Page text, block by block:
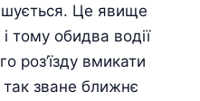
Це явище
тому обидва водії
роз’їзду вмикати
зване ближнє